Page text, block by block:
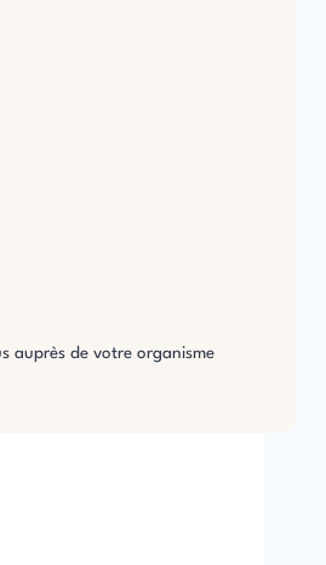
auprès de votre organisme